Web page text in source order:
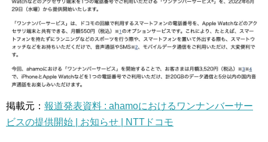
掲載元： 報道発表資料 : ahamoにおけるワンナンバーサー
ビスの提供開始 | お知らせ | NTTドコモ